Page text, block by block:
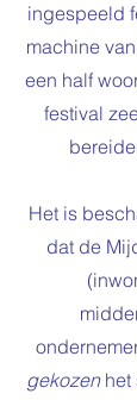
ingespeeld
machine
een half
festival
Het is
dat de
gekozenhet